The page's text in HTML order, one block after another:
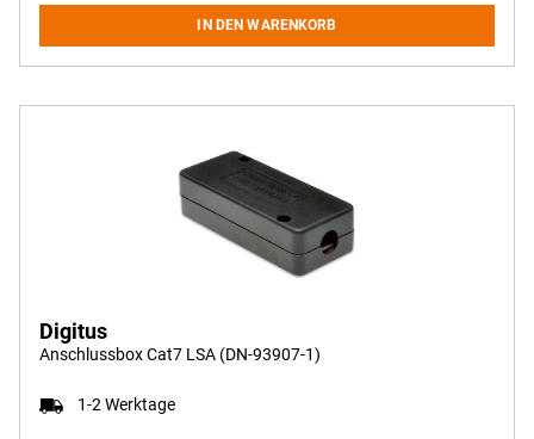
IN DEN WARENKORB
Anschlussbox Cat7 LSA (DN-93907-1)
1-2 Werktage
Digitus